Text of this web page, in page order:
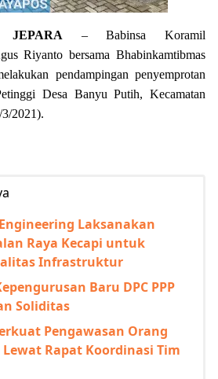
JEPARA – Babinsa Koramil
Riyanto bersama Bhabinkamtibmas
pendampingan penyemprotan
Desa Banyu Putih, Kecamatan
2021).
Laksanakan
Raya Kecapi untuk
Infrastruktur
Baru DPC PPP
Soliditas
Pengawasan Orang
Lewat Rapat Koordinasi Tim